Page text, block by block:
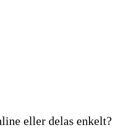
eller delas enkelt?